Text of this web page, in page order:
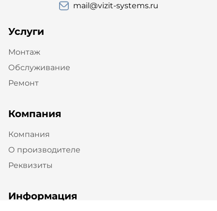
mail@vizit-systems.ru
Услуги
Монтаж
Обслуживание
Ремонт
Компания
Компания
О производителе
Реквизиты
Информация